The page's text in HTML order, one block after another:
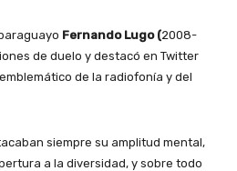
Fernando Lugo (2008-
de duelo y destacó en Twitter
de la radiofonía y del
siempre su amplitud mental,
a la diversidad, y sobre todo